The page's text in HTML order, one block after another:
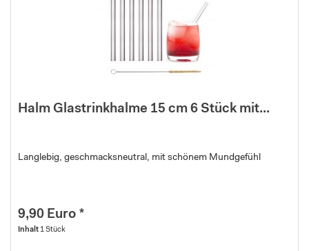
Halm Glastrinkhalme 15 cm 6 Stück mit...
Langlebig, geschmacksneutral, mit schönem Mundgefühl
9,90 Euro *
Inhalt 1 Stück